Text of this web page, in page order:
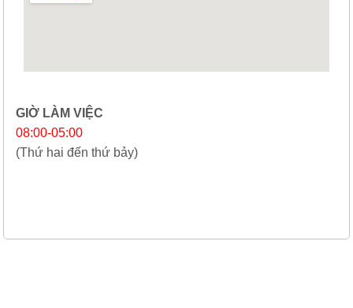
GIỜ LÀM VIỆC
08:00-05:00
(Thứ hai đến thứ bảy)